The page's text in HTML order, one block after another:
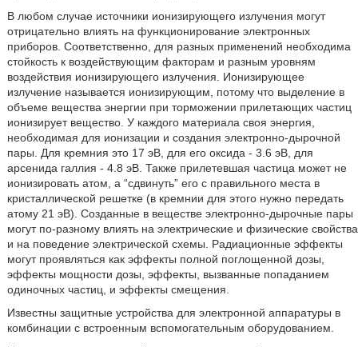
В любом случае источники ионизирующего излучения могут
отрицательно влиять на функционирование электронных
приборов. Соответственно, для разных применений необходима
стойкость к воздействующим факторам и разным уровням
воздействия ионизирующего излучения. Ионизирующее
излучение называется ионизирующим, потому что выделение в
объеме вещества энергии при торможении прилетающих частиц
ионизирует вещество. У каждого материала своя энергия,
необходимая для ионизации и создания электронно-дырочной
пары. Для кремния это 17 эВ, для его оксида - 3.6 эВ, для
арсенида галлия - 4.8 эВ. Также прилетевшая частица может не
ионизировать атом, а “сдвинуть” его с правильного места в
кристаллической решетке (в кремнии для этого нужно передать
атому 21 эВ). Созданные в веществе электронно-дырочные пары
могут по-разному влиять на электрические и физические свойства
и на поведение электрической схемы. Радиационные эффекты
могут проявляться как эффекты полной поглощенной дозы,
эффекты мощности дозы, эффекты, вызванные попаданием
одиночных частиц, и эффекты смещения.
Известны защитные устройства для электронной аппаратуры в
комбинации с встроенным вспомогательным оборудованием.